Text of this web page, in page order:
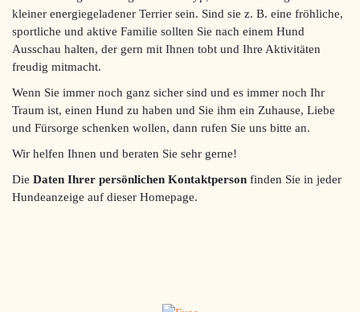
kleiner energiegeladener Terrier sein. Sind sie z. B. eine fröhliche,
sportliche und aktive Familie sollten Sie nach einem Hund
Ausschau halten, der gern mit Ihnen tobt und Ihre Aktivitäten
freudig mitmacht.
Wenn Sie immer noch ganz sicher sind und es immer noch Ihr
Traum ist, einen Hund zu haben und Sie ihm ein Zuhause, Liebe
und Fürsorge schenken wollen, dann rufen Sie uns bitte an.
Wir helfen Ihnen und beraten Sie sehr gerne!
Die Daten Ihrer persönlichen Kontaktperson finden Sie in jeder
Hundeanzeige auf dieser Homepage.